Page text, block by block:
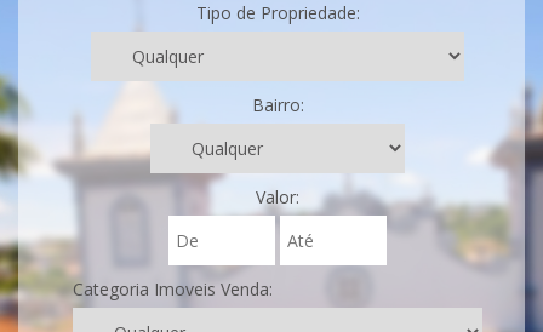
Tipo de Propriedade:
Bairro:
Valor:
Categoria Imoveis Venda: